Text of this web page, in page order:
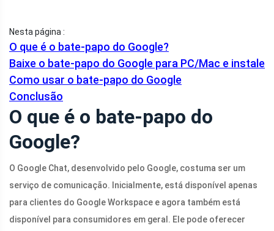
Nesta página :
O que é o bate-papo do Google?
Baixe o bate-papo do Google para PC/Mac e instale
Como usar o bate-papo do Google
Conclusão
O que é o bate-papo do
Google?
O Google Chat, desenvolvido pelo Google, costuma ser um
serviço de comunicação. Inicialmente, está disponível apenas
para clientes do Google Workspace e agora também está
disponível para consumidores em geral. Ele pode oferecer